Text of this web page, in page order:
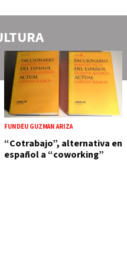
FUNDÉU GUZMÁN ARIZA
“Cotrabajo”, alternativa en
español a “coworking”